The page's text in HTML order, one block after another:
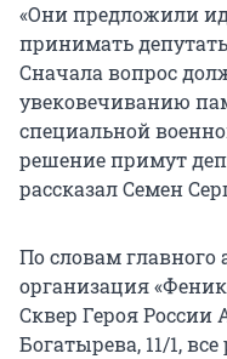
«Они предложили
принимать
Сначала вопрос
увековечиванию
специальной
решение примут
рассказал Семен
По словам главного
организация
Сквер Героя
Богатырева, 11/1,